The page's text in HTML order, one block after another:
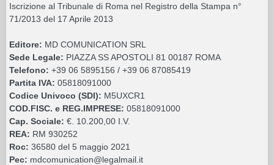
Iscrizione al Tribunale di Roma nel Registro della Stampa n°
71/2013 del 17 Aprile 2013
Editore: MD COMUNICATION SRL
Sede Legale: PIAZZA SS APOSTOLI 81 00187 ROMA
Telefono: +39 06 5895156 / +39 06 87085419
Partita IVA: 05818091000
Codice Univoco (SDI): M5UXCR1
COD.FISC. e REG.IMPRESE: 05818091000
Cap. Sociale: €. 10.200,00 I.V.
REA: RM 930252
Roc: 36580 del 5 maggio 2021
Pec: mdcomunication@legalmail.it